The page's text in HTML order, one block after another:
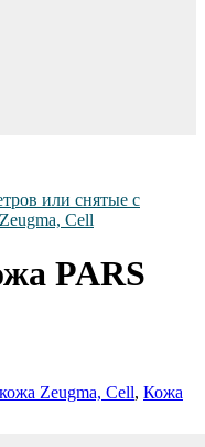
или снятые с
Cell
PARS
Zeugma, Cell, Кожа